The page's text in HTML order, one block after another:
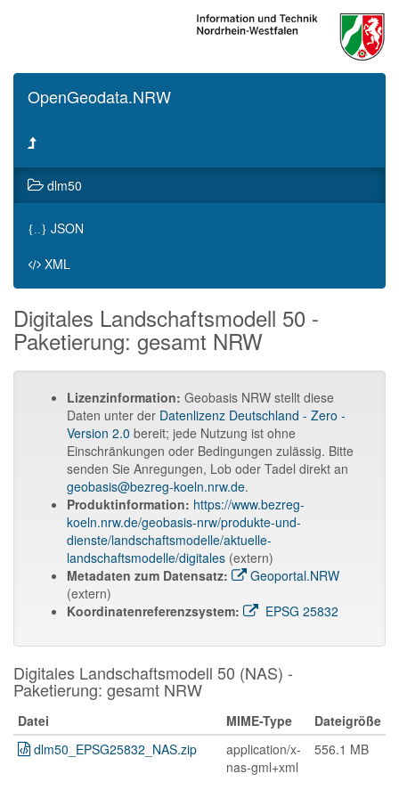
OpenGeodata.NRW
dlm50
{..} JSON
XML
Digitales Landschaftsmodell 50 -
Paketierung: gesamt NRW
Lizenzinformation: Geobasis NRW stellt diese
Daten unter der Datenlizenz Deutschland - Zero -
Version 2.0 bereit; jede Nutzung ist ohne
Einschränkungen oder Bedingungen zulässig. Bitte
senden Sie Anregungen, Lob oder Tadel direkt an
geobasis@bezreg-koeln.nrw.de.
Produktinformation: https://www.bezreg-
koeln.nrw.de/geobasis-nrw/produkte-und-
dienste/landschaftsmodelle/aktuelle-
landschaftsmodelle/digitales (extern)
Metadaten zum Datensatz:
Geoportal.NRW
(extern)
Koordinatenreferenzsystem:
EPSG 25832
Digitales Landschaftsmodell 50 (NAS) -
Paketierung: gesamt NRW
Datei MIME-Type
Dateigröße
dlm50_EPSG25832_NAS.zip
application/x-
nas-gml+xml
556.1 MB